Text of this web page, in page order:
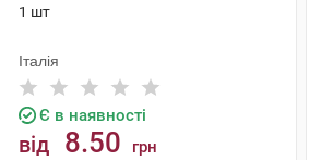
1 шт
Італія
Є в наявності
від 8.50 грн